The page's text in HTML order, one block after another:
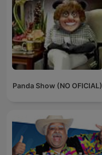
Panda Show (NO OFICIAL)